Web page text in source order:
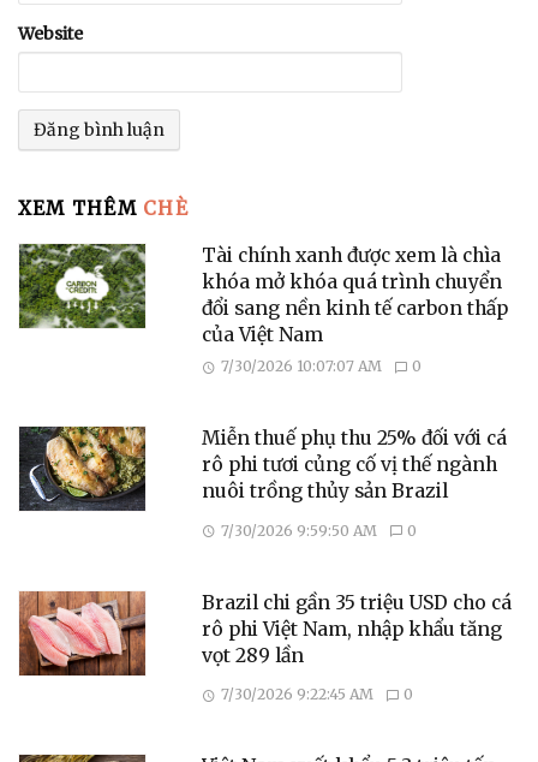
Website
XEM THÊM CHÈ
Tài chính xanh được xem là chìa
khóa mở khóa quá trình chuyển
đổi sang nền kinh tế carbon thấp
của Việt Nam
7/30/2026 10:07:07 AM 0
Miễn thuế phụ thu 25% đối với cá
rô phi tươi củng cố vị thế ngành
nuôi trồng thủy sản Brazil
7/30/2026 9:59:50 AM 0
Brazil chi gần 35 triệu USD cho cá
rô phi Việt Nam, nhập khẩu tăng
vọt 289 lần
7/30/2026 9:22:45 AM 0